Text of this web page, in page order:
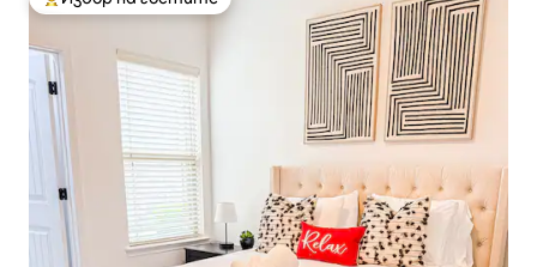
Най-популярен избор на гостите